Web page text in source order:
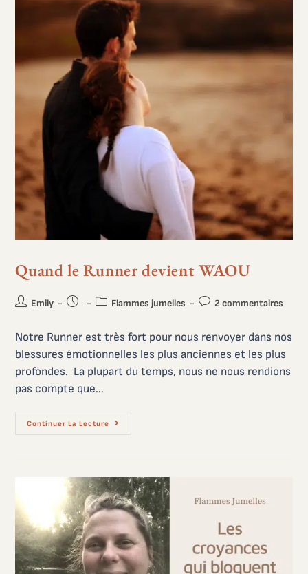
Quand le Runner devient WAOU
Emily Flammes jumelles 2 commentaires
Notre Runner est très fort pour nous renvoyer dans nos
blessures émotionnelles les plus anciennes et les plus
profondes. La plupart du temps, nous ne nous rendions
pas compte que…
Continuer La Lecture